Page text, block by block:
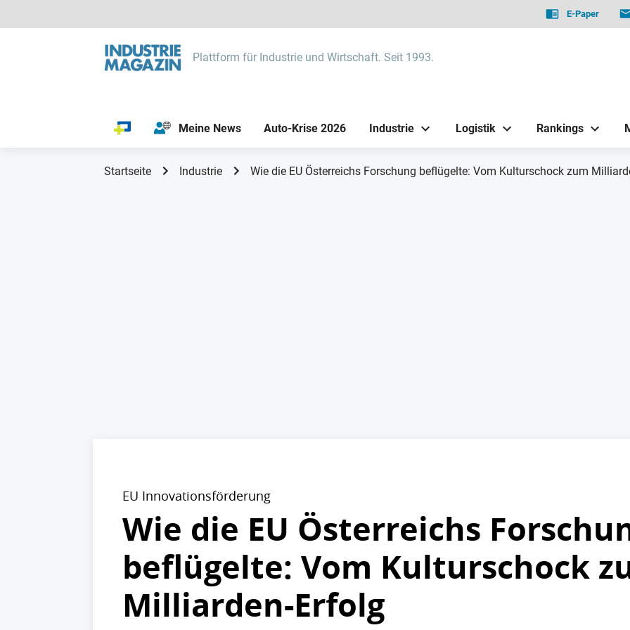
E-Paper
Plattform für Industrie und Wirtschaft. Seit 1993.
Meine News Auto-Krise 2026 Industrie Logistik Rankings
Startseite Industrie Wie die EU Österreichs Forschung beflügelte: Vom Kulturschock zum
EU Innovationsförderung
Wie die EU Österreichs
beflügelte: Vom Kulturschock
Milliarden-Erfolg